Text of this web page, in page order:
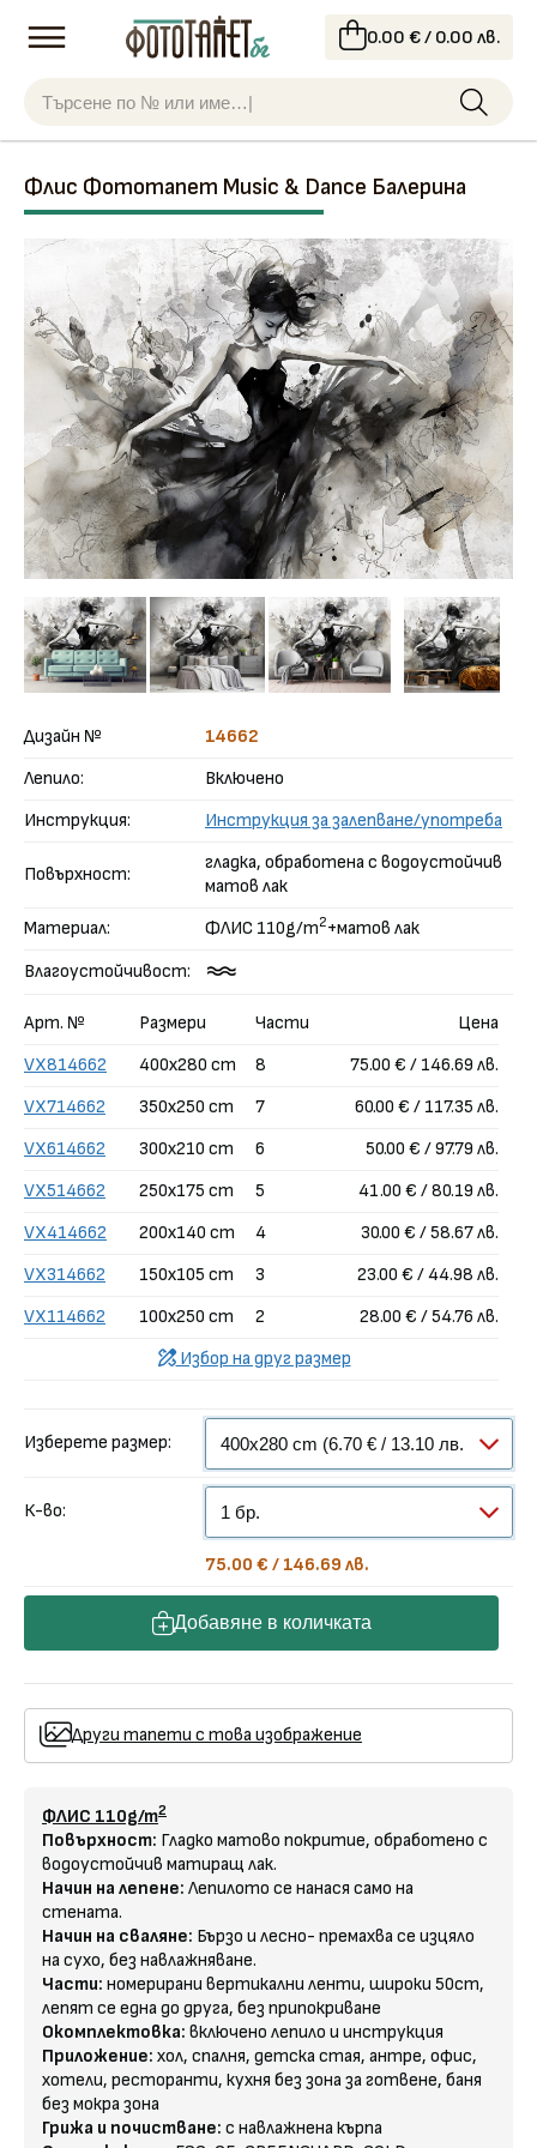
0.00 € / 0.00 лв.
Флис Фототапет Music & Dance Балерина
Дизайн №
14662
Лепило:
Включено
Инструкция:
Инструкция за залепване/употреба
Повърхност:
гладка, обработена с водоустойчив
матов лак
Материал:
ФЛИС 110g/m2+матов лак
Влагоустойчивост:
Арт. № Размери Части
Цена
VX814662
400x280 cm 8
75.00 € / 146.69 лв.
VX714662
350x250 cm 7
60.00 € / 117.35 лв.
VX614662
300x210 cm 6
50.00 € / 97.79 лв.
VX514662
250x175 cm 5
41.00 € / 80.19 лв.
VX414662
200x140 cm 4
30.00 € / 58.67 лв.
VX314662
150x105 cm 3
23.00 € / 44.98 лв.
VX114662
100x250 cm 2
28.00 € / 54.76 лв.
Избор на друг размер
Изберете размер:
К-во:
75.00 € / 146.69 лв.
Добавяне в количката
Други тапети с това изображение
ФЛИС 110g/m2
Повърхност: Гладко матово покритие, обработено с
водоустойчив матиращ лак.
Начин на лепене: Лепилото се нанася само на
стената.
Начин на сваляне: Бързо и лесно- премахва се изцяло
на сухо, без навлажняване.
Части: номерирани вертикални ленти, широки 50cm,
лепят се една до друга, без припокриване
Окомплектовка: включено лепило и инструкция
Приложение: хол, спалня, детска стая, антре, офис,
хотели, ресторанти, кухня без зона за готвене, баня
без мокра зона
Грижа и почистване: с навлажнена кърпа